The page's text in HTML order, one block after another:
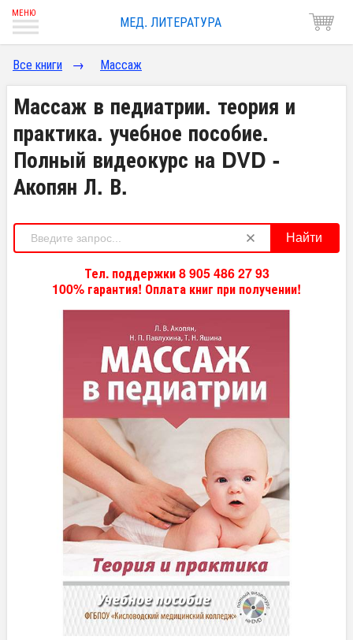
МЕД. ЛИТЕРАТУРА
Все книги → Массаж
Массаж в педиатрии. теория и
практика. учебное пособие.
Полный видеокурс на DVD -
Акопян Л. В.
Найти
Тел. поддержки 8 905 486 27 93
100% гарантия! Оплата книг при получении!